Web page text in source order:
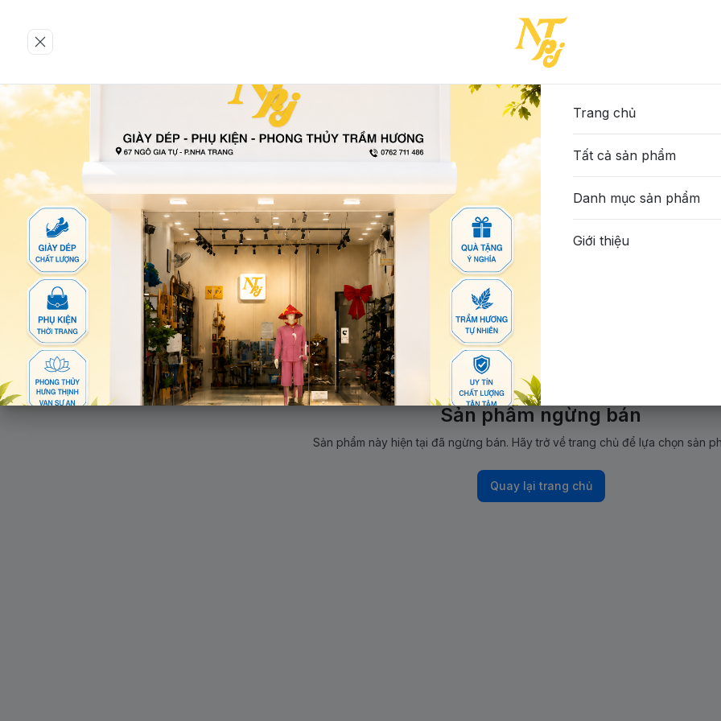
Sản phẩm ngừng bán
Sản phẩm này hiện tại đã ngừng bán. Hãy trở về trang chủ để lựa chọn sản
Quay lại trang chủ
Trang chủ
Tất cả sản phẩm
Danh mục sản phẩm
Giới thiệu